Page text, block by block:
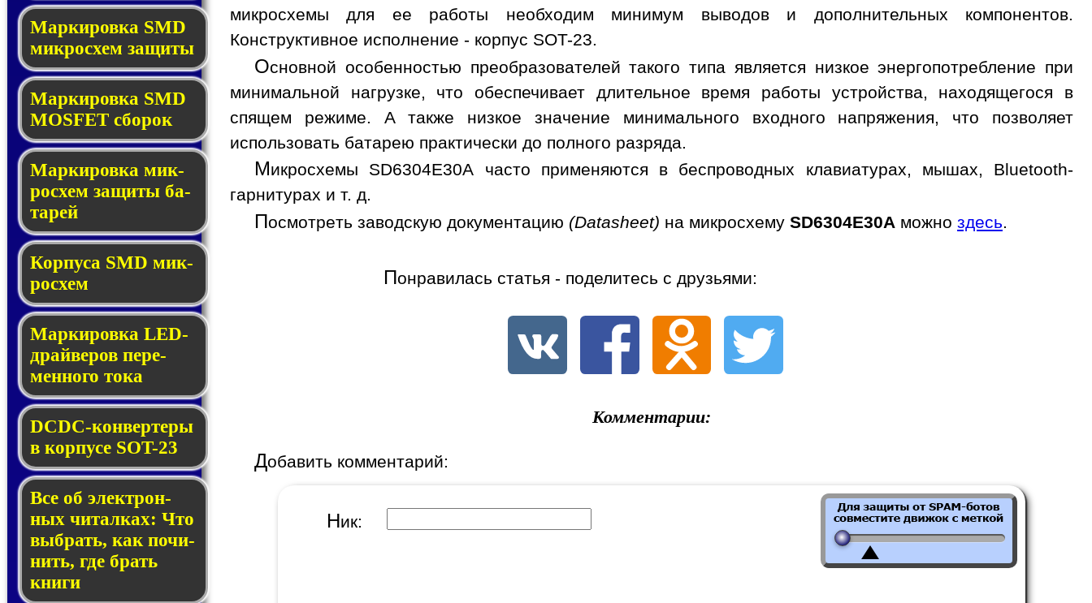
Мар­ки­ров­ка SMD
мик­рос­хем защиты
Мар­ки­ров­ка SMD
MOSFET сбо­рок
Мар­ки­ров­ка мик­
ро­схем за­щи­ты ба­
та­рей
Корпуса SMD мик­
ро­схем
Маркировка LED-
драй­ве­ров пе­ре­
мен­но­го то­ка
DCDC-кон­вер­те­ры
в кор­пу­се SOT-23
Все об элек­трон­
ных чи­тал­ках: Что
выб­рать, как по­чи­
нить, где брать
кни­ги
микросхемы для ее работы необходим минимум выводов и дополнительных компонентов.
Конструктивное исполнение - корпус SOT-23.
Основной особенностью преобразователей такого типа является низкое энергопотребление при
минимальной нагрузке, что обеспечивает длительное время работы устройства, находящегося в
спящем режиме. А также низкое значение минимального входного напряжения, что позволяет
использовать батарею практически до полного разряда.
Микросхемы SD6304E30A часто применяются в беcпроводных клавиатурах, мышах, Bluetooth-
гарнитурах и т. д.
Посмотреть заводскую документацию (Datasheet) на микросхему SD6304E30A можно здесь.
Понравилась статья - поделитесь с друзьями:
Комментарии:
Добавить комментарий:
Ник: